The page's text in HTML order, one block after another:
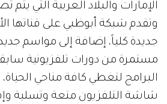
الإمارات والبلاد العربية التي يتم
جديدة كلياً، إضافة إلى مواسم
مستمرة من دورات تلفزيونية
البرامج لتغطي كافة مناحي
شاشة التلفزيون متعة وتسلية